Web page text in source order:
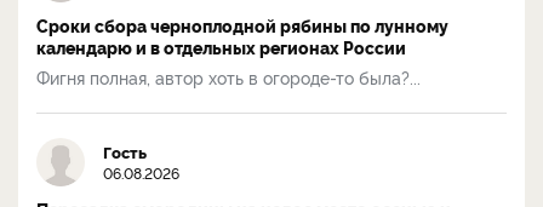
Сроки сбора черноплодной рябины по лунному
календарю и в отдельных регионах России
Фигня полная, автор хоть в огороде-то была?...
Гость
06.08.2026